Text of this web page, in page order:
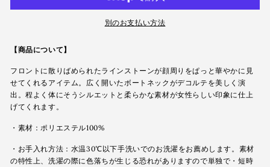
別のお支払い方法
【商品について】
フロントに散りばめられたラインストーンが顔周りをぱっと華やかに見
せてくれるアイテム。広く開いたボートネックがデコルテを美しく演
出。程よく体にそうシルエットと柔らかな素材が女性らしい印象に仕上
げてくれます。
・素材：ポリエステル100%
・お手入れ方法：水温30℃以下手洗いでのお洗濯をお薦めします。素材
の特性上、洗濯の際に色落ちが生じる恐れがありますので単独で・短時